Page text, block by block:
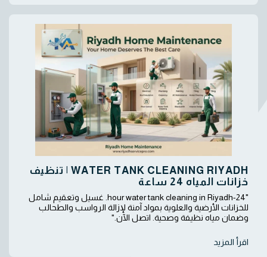
WATER TANK CLEANING RIYADH | تنظيف
خزانات المياه 24 ساعة
"24-hour water tank cleaning in Riyadh. غسيل وتعقيم شامل
للخزانات الأرضية والعلوية بمواد آمنة لإزالة الرواسب والطحالب
وضمان مياه نظيفة وصحية. اتصل الآن."
اقرأ المزيد